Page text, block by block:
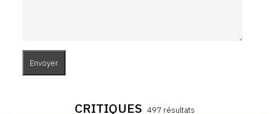
CRITIQUES 497 résultats